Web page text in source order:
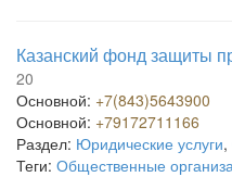
Казанский фонд защиты
20
Основной: +7(843)5643900
Основной: +79172711166
Раздел: Юридические услуги,
Теги: Общественные